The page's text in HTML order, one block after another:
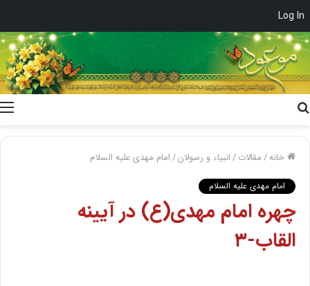
Log In
خانه/مقالات/انبیاء و رسولان/امام مهدی علیه السلام
امام مهدی علیه السلام
چهره امام مهدی(ع) در آیینه
القاب-۳